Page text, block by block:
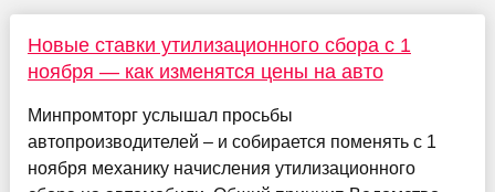
Новые ставки утилизационного сбора с 1
ноября — как изменятся цены на авто
Минпромторг услышал просьбы
автопроизводителей – и собирается поменять с 1
ноября механику начисления утилизационного